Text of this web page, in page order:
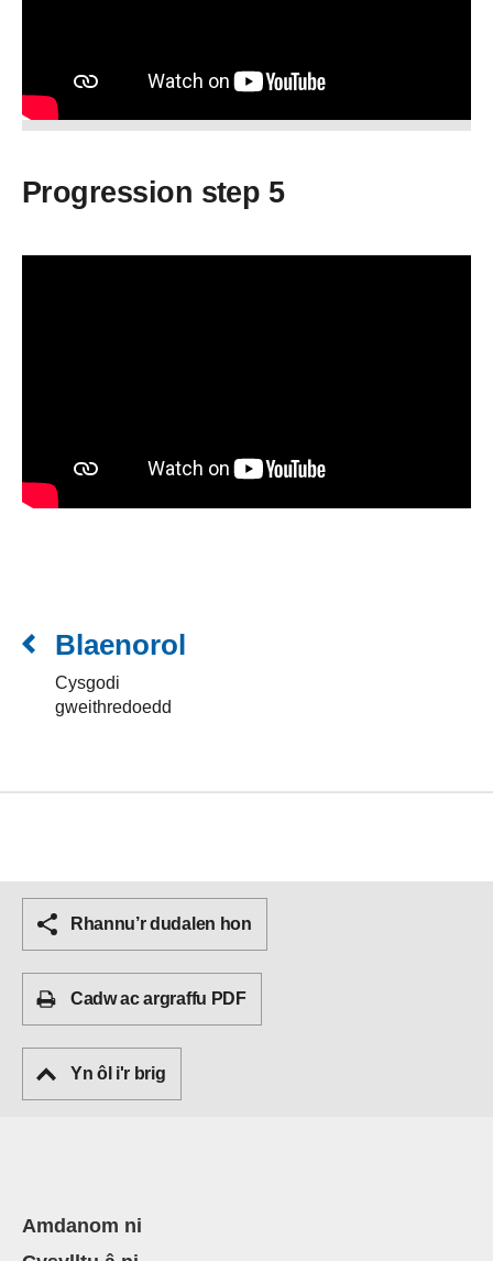
Progression step 5
Blaenorol
Cysgodi
gweithredoedd
Rhannu’r dudalen hon
Cadw ac argraffu PDF
Yn ôl i'r brig
Amdanom ni